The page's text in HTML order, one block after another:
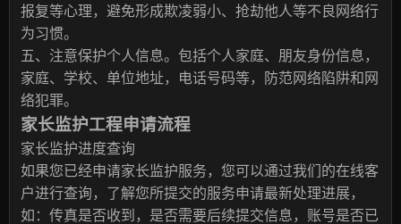
报复等心理，避免形成欺凌弱小、抢劫他人等不良网络行
为习惯。
五、注意保护个人信息。包括个人家庭、朋友身份信息，
家庭、学校、单位地址，电话号码等，防范网络陷阱和网
络犯罪。
家长监护工程申请流程
家长监护进度查询
如果您已经申请家长监护服务，您可以通过我们的在线客
户进行查询，了解您所提交的服务申请最新处理进展，
如：传真是否收到，是否需要后续提交信息，账号是否已